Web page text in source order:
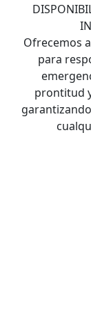
Ofrecemos
para
prontitud